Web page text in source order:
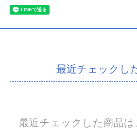
最近チェックし
最近チェックした商品